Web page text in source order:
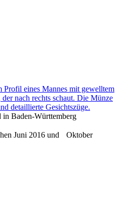
in Baden-Württemberg
Juni 2016 und Oktober